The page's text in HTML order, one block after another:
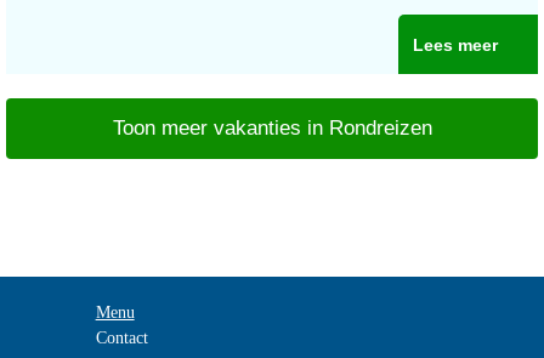
Lees meer
Toon meer vakanties in Rondreizen
Menu
Contact